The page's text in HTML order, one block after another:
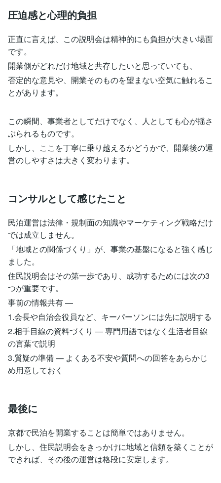
圧迫感と心理的負担
正直に言えば、この説明会は精神的にも負担が大きい場面
です。
開業側がどれだけ地域と共存したいと思っていても、
否定的な意見や、開業そのものを望まない空気に触れるこ
とがあります。
この瞬間、事業者としてだけでなく、人としても心が揺さ
ぶられるものです。
しかし、ここを丁寧に乗り越えるかどうかで、開業後の運
営のしやすさは大きく変わります。
コンサルとして感じたこと
民泊運営は法律・規制面の知識やマーケティング戦略だけ
では成立しません。
「地域との関係づくり」が、事業の基盤になると強く感じ
ました。
住民説明会はその第一歩であり、成功するためには次の3
つが重要です。
事前の情報共有 —
1.会長や自治会役員など、キーパーソンには先に説明する
2.相手目線の資料づくり — 専門用語ではなく生活者目線
の言葉で説明
3.質疑の準備 — よくある不安や質問への回答をあらかじ
め用意しておく
最後に
京都で民泊を開業することは簡単ではありません。
しかし、住民説明会をきっかけに地域と信頼を築くことが
できれば、その後の運営は格段に安定します。